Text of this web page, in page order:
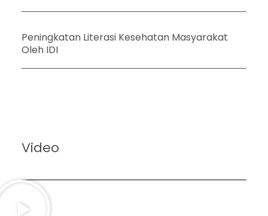
Peningkatan Literasi Kesehatan Masyarakat
Oleh IDI
Video